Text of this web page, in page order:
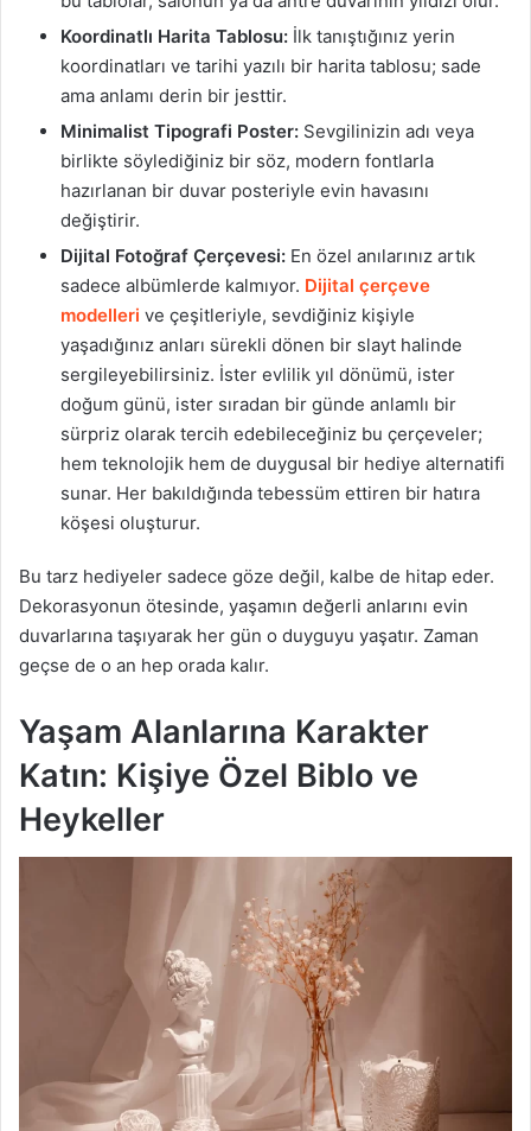
Koordinatlı Harita Tablosu: İlk tanıştığınız yerin
koordinatları ve tarihi yazılı bir harita tablosu; sade
ama anlamı derin bir jesttir.
Minimalist Tipografi Poster: Sevgilinizin adı veya
birlikte söylediğiniz bir söz, modern fontlarla
hazırlanan bir duvar posteriyle evin havasını
değiştirir.
Dijital Fotoğraf Çerçevesi: En özel anılarınız artık
sadece albümlerde kalmıyor. Dijital çerçeve
modelleri ve çeşitleriyle, sevdiğiniz kişiyle
yaşadığınız anları sürekli dönen bir slayt halinde
sergileyebilirsiniz. İster evlilik yıl dönümü, ister
doğum günü, ister sıradan bir günde anlamlı bir
sürpriz olarak tercih edebileceğiniz bu çerçeveler;
hem teknolojik hem de duygusal bir hediye alternatifi
sunar. Her bakıldığında tebessüm ettiren bir hatıra
köşesi oluşturur.
Bu tarz hediyeler sadece göze değil, kalbe de hitap eder.
Dekorasyonun ötesinde, yaşamın değerli anlarını evin
duvarlarına taşıyarak her gün o duyguyu yaşatır. Zaman
geçse de o an hep orada kalır.
Yaşam Alanlarına Karakter
Katın: Kişiye Özel Biblo ve
Heykeller